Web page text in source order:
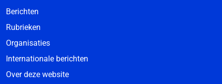
Berichten
Rubrieken
Organisaties
Internationale berichten
Over deze website